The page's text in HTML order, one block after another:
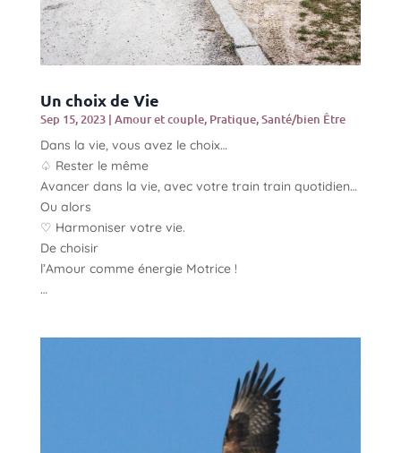
Un choix de Vie
Sep 15, 2023| Amour et couple, Pratique,Santé/bien Être
Dans la vie, vous avez le choix…
♤ Rester le même
Avancer dans la vie, avec votre train train quotidien…
Ou alors
♡ Harmoniser votre vie.
De choisir
l’Amour comme énergie Motrice !
…